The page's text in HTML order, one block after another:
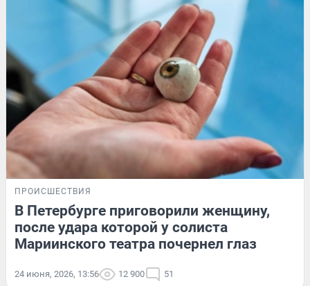
ПРОИСШЕСТВИЯ
В Петербурге приговорили женщину,
после удара которой у солиста
Мариинского театра почернел глаз
24 июня, 2026, 13:56 12 900 51